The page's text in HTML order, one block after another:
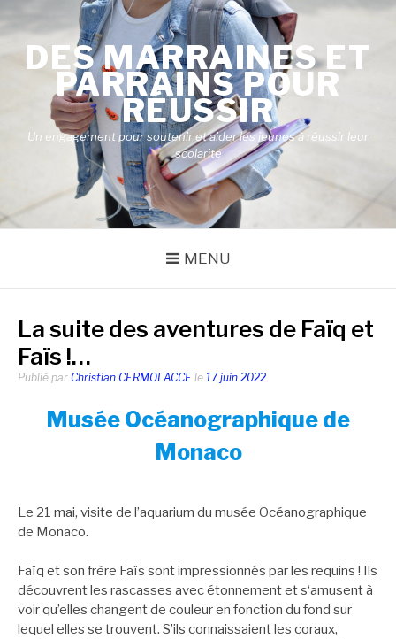
contenuDES MARRAINES ET
PARRAINS POUR
RÉUSSIR
Un engagement pour soutenir et aider les jeunes à réussir leur
scolarité
MENU
La suite des aventures de Faïq et
Faïs !…
Publié par Christian CERMOLACCE le 17 juin 2022
Musée Océanographique de
Monaco
Le 21 mai, visite de l’aquarium du musée Océanographique
de Monaco.
Faïq et son frère Faïs sont impressionnés par les requins ! Ils
découvrent les rascasses avec étonnement et s‘amusent à
voir qu’elles changent de couleur en fonction du fond sur
lequel elles se trouvent. S’ils connaissaient les coraux,